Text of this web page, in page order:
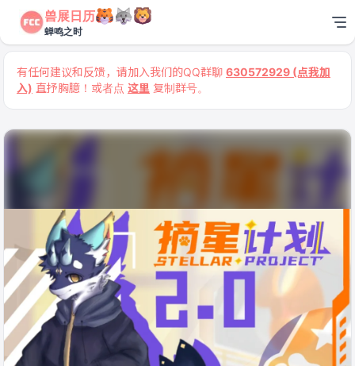
兽展日历
蝉鸣之时
有任何建议和反馈，请加入我们的QQ群聊 630572929 (点我加
入) 直抒胸臆！或者点 这里 复制群号。